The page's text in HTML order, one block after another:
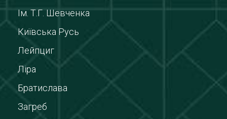
Ім. Т.Г. Шевченка
Київська Русь
Лейпциг
Ліра
Братислава
Загреб